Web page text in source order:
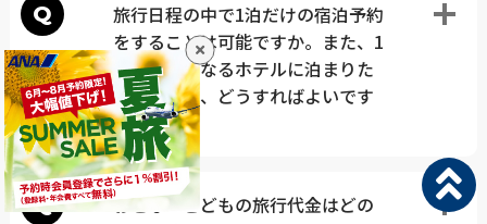
Q
旅行日程の中で1泊だけの宿泊予約
をすることは可能ですか。また、1
泊ごとに異なるホテルに泊まりた
いのですが、どうすればよいです
か？
Q
おとな・こどもの旅行代金はどの